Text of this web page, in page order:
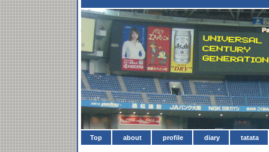
Top about profile diary tatata